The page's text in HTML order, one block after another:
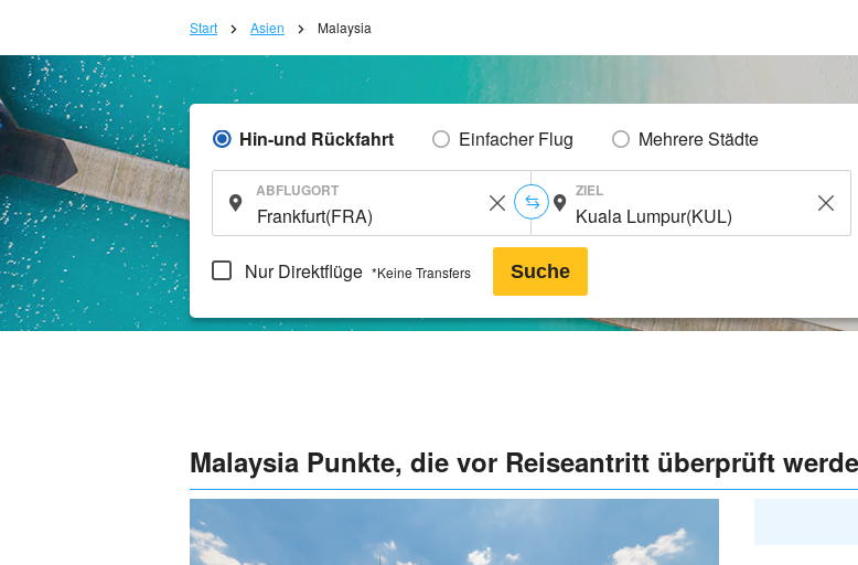
Start Asien Malaysia
Hin-und Rückfahrt Einfacher Flug Mehrere Städte
ABFLUGORT ZIEL
Nur Direktflüge *Keine Transfers Suche
Malaysia Punkte, die vor Reiseantritt überprüft